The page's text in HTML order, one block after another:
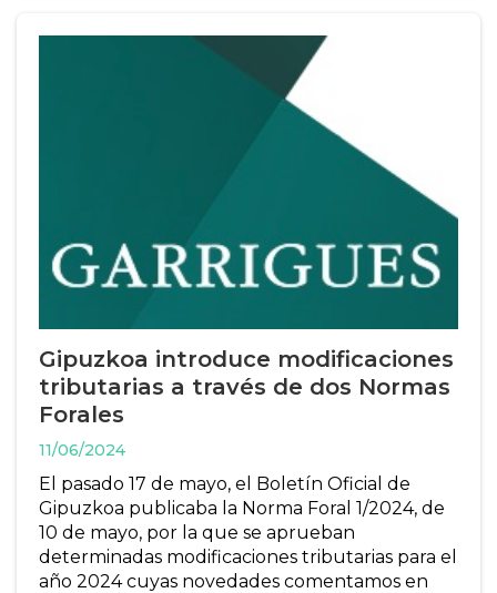
Gipuzkoa introduce modificaciones
tributarias a través de dos Normas
Forales
11/06/2024
El pasado 17 de mayo, el Boletín Oficial de
Gipuzkoa publicaba la Norma Foral 1/2024, de
10 de mayo, por la que se aprueban
determinadas modificaciones tributarias para el
año 2024 cuyas novedades comentamos en